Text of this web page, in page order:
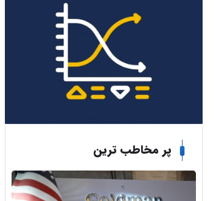
پر مخاطب ترین